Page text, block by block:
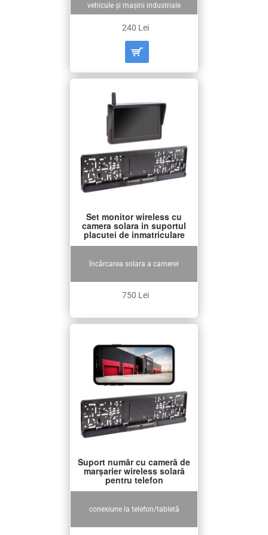
vehicule și mașini industriale
240 Lei
încărcarea solara a camerei
Set monitor wireless cu
camera solara in suportul
placutei de inmatriculare
750 Lei
conexiune la telefon/tabletă
Suport număr cu cameră de
marșarier wireless solară
pentru telefon